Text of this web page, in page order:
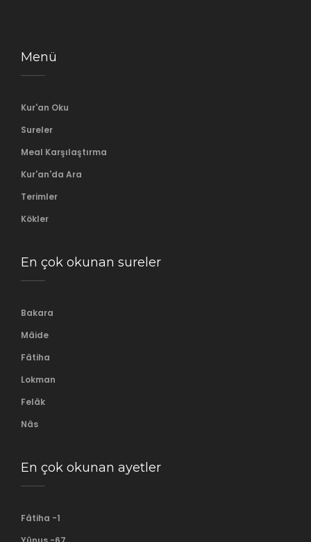
Menü
Kur'an Oku
Sureler
Meal Karşılaştırma
Kur'an'da Ara
Terimler
Kökler
En çok okunan sureler
Bakara
Mâide
Fâtiha
Lokman
Felâk
Nâs
En çok okunan ayetler
Fâtiha -1